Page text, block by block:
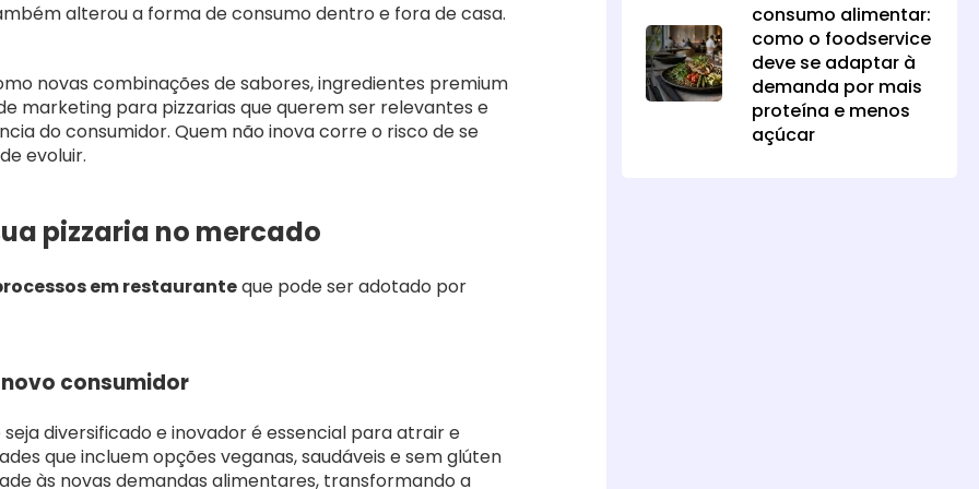
alterou a forma de consumo dentro e fora de casa.
novas combinações de sabores, ingredientes premium
marketing para pizzarias que querem ser relevantes e
do consumidor. Quem não inova corre o risco de se
evoluir.
pizzaria no mercado
em restauranteque pode ser adotado por
consumidor
diversificado e inovador é essencial para atrair e
que incluem opções veganas, saudáveis e sem glúten
às novas demandas alimentares, transformando a
consumo alimentar:
como o foodservice
deve se adaptar à
demanda por mais
proteína e menos
açúcar